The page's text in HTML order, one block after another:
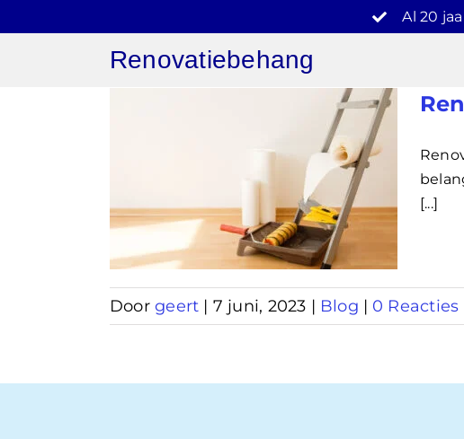
naar
Al 20
Renovatiebehang
[...]
Doorgeert | 7 juni, 2023 | Blog | 0 Reacties